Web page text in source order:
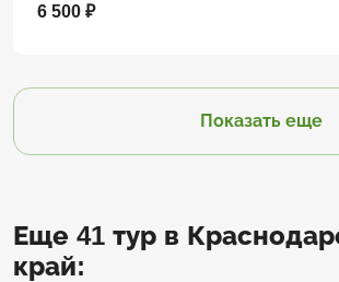
6 500 ₽
Показать еще
Еще 41 тур в
край: